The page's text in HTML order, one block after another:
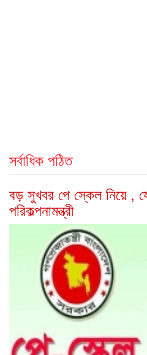
সর্বাধিক পঠিত
বড় সুখবর পে স্কেল নিয়ে ,
পরিকল্পনামন্ত্রী